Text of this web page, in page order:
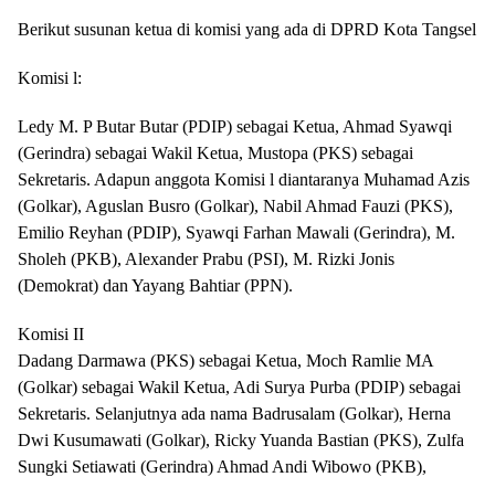
Berikut susunan ketua di komisi yang ada di DPRD Kota Tangsel
Komisi l:
Ledy M. P Butar Butar (PDIP) sebagai Ketua, Ahmad Syawqi
(Gerindra) sebagai Wakil Ketua, Mustopa (PKS) sebagai
Sekretaris. Adapun anggota Komisi l diantaranya Muhamad Azis
(Golkar), Aguslan Busro (Golkar), Nabil Ahmad Fauzi (PKS),
Emilio Reyhan (PDIP), Syawqi Farhan Mawali (Gerindra), M.
Sholeh (PKB), Alexander Prabu (PSI), M. Rizki Jonis
(Demokrat) dan Yayang Bahtiar (PPN).
Komisi II
Dadang Darmawa (PKS) sebagai Ketua, Moch Ramlie MA
(Golkar) sebagai Wakil Ketua, Adi Surya Purba (PDIP) sebagai
Sekretaris. Selanjutnya ada nama Badrusalam (Golkar), Herna
Dwi Kusumawati (Golkar), Ricky Yuanda Bastian (PKS), Zulfa
Sungki Setiawati (Gerindra) Ahmad Andi Wibowo (PKB),